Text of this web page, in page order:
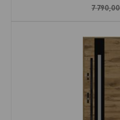
7
Dodaj do